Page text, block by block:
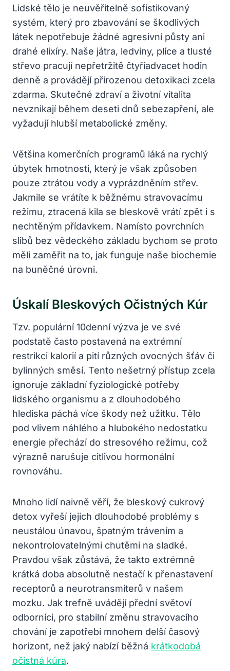
Lidské tělo je neuvěřitelně sofistikovaný
systém, který pro zbavování se škodlivých
látek nepotřebuje žádné agresivní půsty ani
drahé elixíry. Naše játra, ledviny, plíce a tlusté
střevo pracují nepřetržitě čtyřiadvacet hodin
denně a provádějí přirozenou detoxikaci zcela
zdarma. Skutečné zdraví a životní vitalita
nevznikají během deseti dnů sebezapření, ale
vyžadují hlubší metabolické změny.
Většina komerčních programů láká na rychlý
úbytek hmotnosti, který je však způsoben
pouze ztrátou vody a vyprázdněním střev.
Jakmile se vrátíte k běžnému stravovacímu
režimu, ztracená kila se bleskově vrátí zpět i s
nechtěným přídavkem. Namísto povrchních
slibů bez vědeckého základu bychom se proto
měli zaměřit na to, jak funguje naše biochemie
na buněčné úrovni.
Úskalí Bleskových Očistných Kúr
Tzv. populární 10denní výzva je ve své
podstatě často postavená na extrémní
restrikci kalorií a pití různých ovocných šťáv či
bylinných směsí. Tento nešetrný přístup zcela
ignoruje základní fyziologické potřeby
lidského organismu a z dlouhodobého
hlediska páchá více škody než užitku. Tělo
pod vlivem náhlého a hlubokého nedostatku
energie přechází do stresového režimu, což
výrazně narušuje citlivou hormonální
rovnováhu.
Mnoho lidí naivně věří, že bleskový cukrový
detox vyřeší jejich dlouhodobé problémy s
neustálou únavou, špatným trávením a
nekontrolovatelnými chutěmi na sladké.
Pravdou však zůstává, že takto extrémně
krátká doba absolutně nestačí k přenastavení
receptorů a neurotransmiterů v našem
mozku. Jak trefně uvádějí přední světoví
odborníci, pro stabilní změnu stravovacího
chování je zapotřebí mnohem delší časový
horizont, než jaký nabízí běžná krátkodobá
očistná kúra.